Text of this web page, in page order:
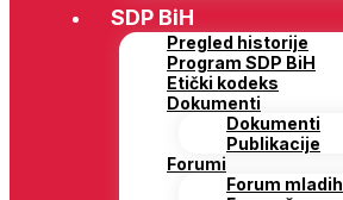
SDP BiH
Pregled historije
Program SDP BiH
Etički kodeks
Dokumenti
Dokumenti
Publikacije
Forumi
Forum mladih